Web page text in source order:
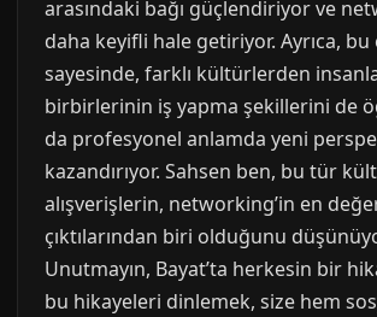
arasındaki bağı güçlendiriyor ve
daha keyifli hale getiriyor. Ayrıca,
sayesinde, farklı kültürlerden
birbirlerinin iş yapma şekillerini de
da profesyonel anlamda yeni
kazandırıyor. Sahsen ben, bu tür
alışverişlerin, networking’in en
çıktılarından biri olduğunu
Unutmayın, Bayat’ta herkesin bir
bu hikayeleri dinlemek, size hem